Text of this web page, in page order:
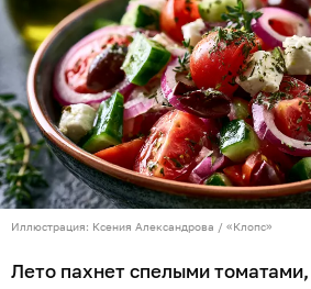
Иллюстрация: Ксения Александрова / «Клопс»
Лето пахнет спелыми